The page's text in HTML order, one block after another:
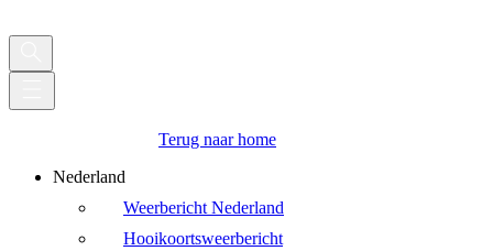
Terug naar home
Nederland
Weerbericht Nederland
Hooikoortsweerbericht